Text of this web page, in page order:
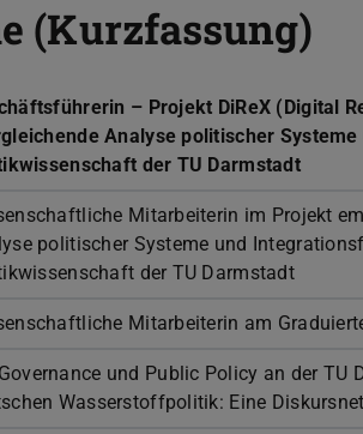
(Kurzfassung)
– Projekt DiReX (Digital
Analyse politischer
der TU Darmstadt
Mitarbeiterin im Projekt
politischer Systeme und
der TU Darmstadt
Mitarbeiterin am
und Public Policy an der TU
Wasserstoffpolitik: Eine